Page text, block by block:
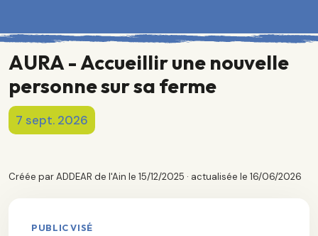
AURA - Accueillir une nouvelle
personne sur sa ferme
7 sept. 2026
Créée par ADDEAR de l'Ain le 15/12/2025 · actualisée le 16/06/2026
PUBLIC VISÉ